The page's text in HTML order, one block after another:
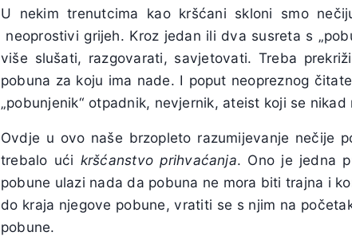
U nekim trenutcima kao kršćani skloni smo
neoprostivi grijeh. Kroz jedan ili dva susreta s
više slušati, razgovarati, savjetovati. Treba
pobuna za koju ima nade. I poput neopreznog
„pobunjenik“ otpadnik, nevjernik, ateist koji se
Ovdje u ovo naše brzopleto razumijevanje nečije
trebalo ući kršćanstvo prihvaćanja. Ono je jedna
pobune ulazi nada da pobuna ne mora biti trajna i
do kraja njegove pobune, vratiti se s njim na
pobune.